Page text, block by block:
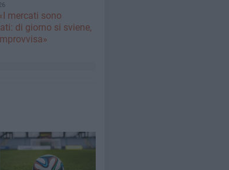
mercati sono
di giorno si sviene,